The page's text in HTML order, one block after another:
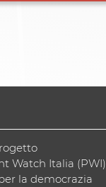
Watch Italia (PWI)
la democrazia